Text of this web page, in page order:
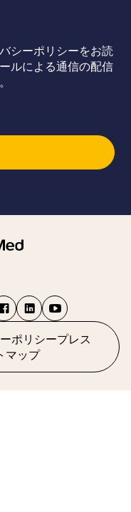
シーポリシーをお読
ルによる通信の配信
ポリシープレス
マップ